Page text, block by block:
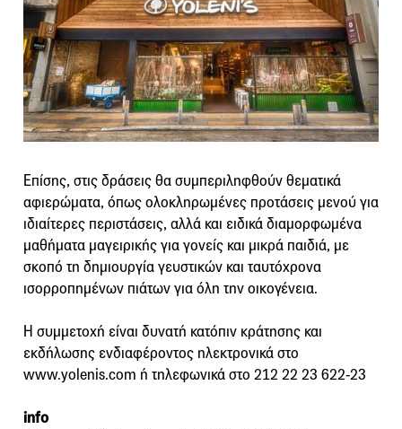
Επίσης, στις δράσεις θα συμπεριληφθούν θεματικά
αφιερώματα, όπως ολοκληρωμένες προτάσεις μενού για
ιδιαίτερες περιστάσεις, αλλά και ειδικά διαμορφωμένα
μαθήματα μαγειρικής για γονείς και μικρά παιδιά, με
σκοπό τη δημιουργία γευστικών και ταυτόχρονα
ισορροπημένων πιάτων για όλη την οικογένεια.
Η συμμετοχή είναι δυνατή κατόπιν κράτησης και
εκδήλωσης ενδιαφέροντος ηλεκτρονικά στο
www.yolenis.com ή τηλεφωνικά στο 212 22 23 622-23
info